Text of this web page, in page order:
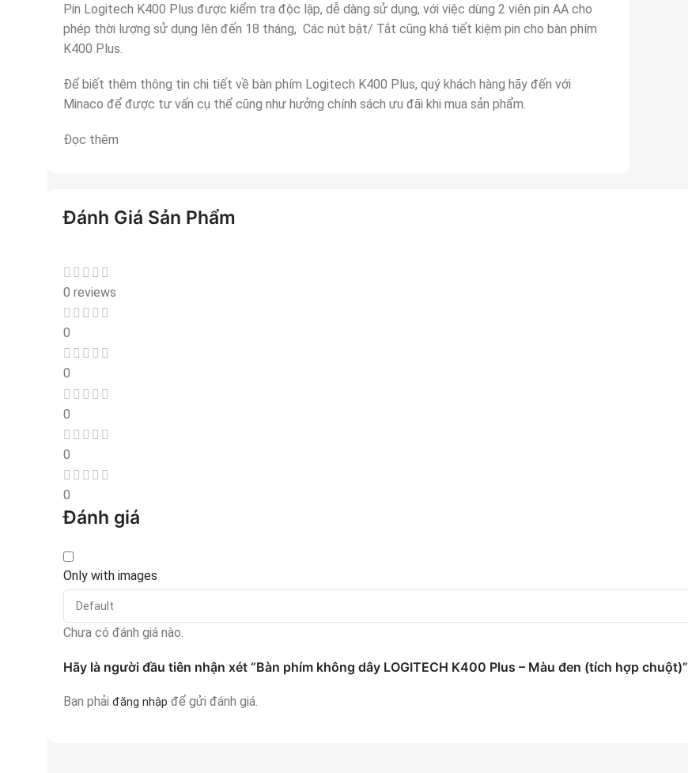
Pin Logitech K400 Plus được kiểm tra độc lập, dễ dàng sử dụng, với việc dùng 2 viên pin AA cho
phép thời lượng sử dụng lên đến 18 tháng, Các nút bật/ Tắt cũng khá tiết kiệm pin cho bàn phím
K400 Plus.
Để biết thêm thông tin chi tiết về bàn phím Logitech K400 Plus, quý khách hàng hãy đến với
Minaco để được tư vấn cụ thể cũng như hưởng chính sách ưu đãi khi mua sản phẩm.
Đọc thêm
Đánh Giá Sản Phẩm
0 reviews
0
0
0
0
0
Đánh giá
Only with images
Chưa có đánh giá nào.
Hãy là người đầu tiên nhận xét “Bàn phím không dây LOGITECH K400 Plus – Màu đen (tích hợp chuột)”
Bạn phải đăng nhập để gửi đánh giá.